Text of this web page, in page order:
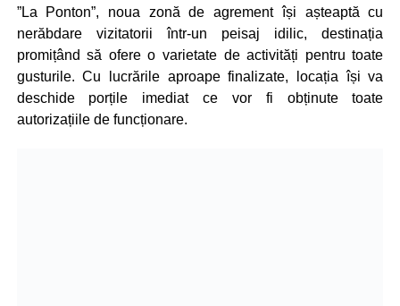
”La Ponton”, noua zonă de agrement își așteaptă cu
nerăbdare vizitatorii într-un peisaj idilic, destinația
promițând să ofere o varietate de activități pentru toate
gusturile. Cu lucrările aproape finalizate, locația își va
deschide porțile imediat ce vor fi obținute toate
autorizațiile de funcționare.